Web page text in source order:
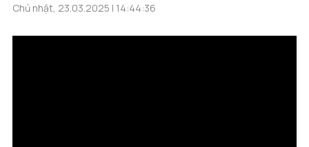
Chủ nhật, 23.03.2025 | 14:44:36